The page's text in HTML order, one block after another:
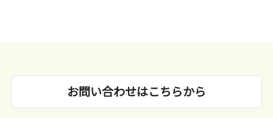
お問い合わせはこちらから